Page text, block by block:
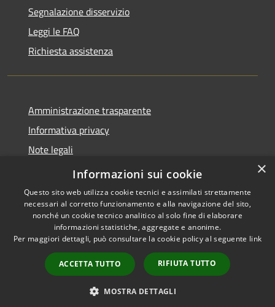
Segnalazione disservizio
Leggi le FAQ
Richiesta assistenza
Amministrazione trasparente
Informativa privacy
Note legali
Dichiarazione di accessibilità
Accessibilità
Copyright © 2026 • Comune di
Altopascio • Powered by
Municipium•
Accesso
redazione
×
Informazioni sui cookie
Questo sito web utilizza cookie tecnici e assimilati strettamente
necessari al corretto funzionamento e alla navigazione del sito,
nonché un cookie tecnico analitico al solo fine di elaborare
informazioni statistiche, aggregate e anonime.
Per maggiori dettagli, può consultare la cookie policy al seguente link
ACCETTA TUTTO RIFIUTA TUTTO
MOSTRA DETTAGLI